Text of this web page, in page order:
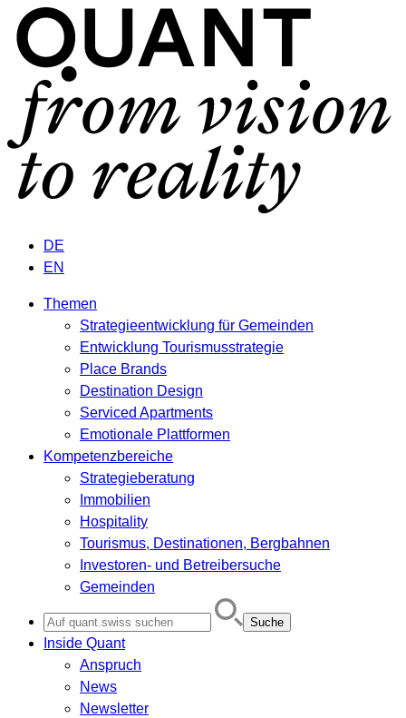
DE
EN
Themen
Strategieentwicklung für Gemeinden
Entwicklung Tourismusstrategie
Place Brands
Destination Design
Serviced Apartments
Emotionale Plattformen
Kompetenzbereiche
Strategieberatung
Immobilien
Hospitality
Tourismus, Destinationen, Bergbahnen
Investoren- und Betreibersuche
Gemeinden
for:
Inside Quant
Anspruch
News
Newsletter